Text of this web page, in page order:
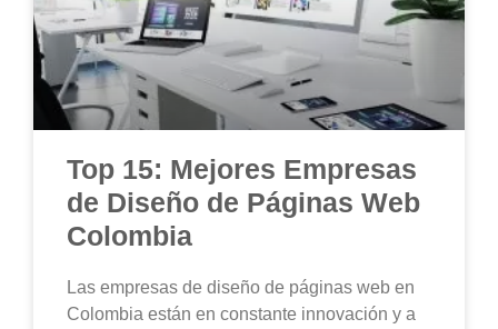
Top 15: Mejores Empresas
de Diseño de Páginas Web
Colombia
Las empresas de diseño de páginas web en
Colombia están en constante innovación y a